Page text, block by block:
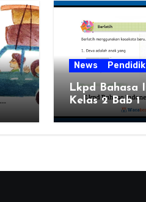
News
Lkpd Bahasa
Kelas 2 Bab 1